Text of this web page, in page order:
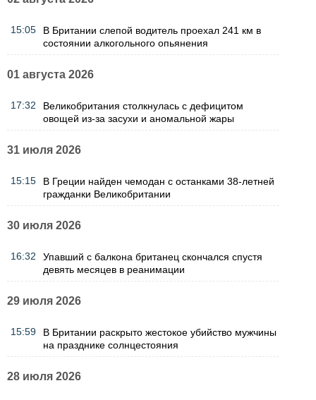
15:05
В Британии слепой водитель проехал 241 км в
состоянии алкогольного опьянения
01 августа 2026
17:32
Великобритания столкнулась с дефицитом
овощей из-за засухи и аномальной жары
31 июля 2026
15:15
В Греции найден чемодан с останками 38-летней
гражданки Великобритании
30 июля 2026
16:32
Упавший с балкона британец скончался спустя
девять месяцев в реанимации
29 июля 2026
15:59
В Британии раскрыто жестокое убийство мужчины
на празднике солнцестояния
28 июля 2026